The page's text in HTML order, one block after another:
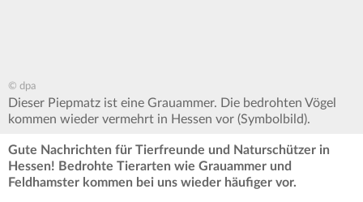
© dpa
Dieser Piepmatz ist eine Grauammer. Die bedrohten Vögel
kommen wieder vermehrt in Hessen vor (Symbolbild).
Gute Nachrichten für Tierfreunde und Naturschützer in
Hessen! Bedrohte Tierarten wie Grauammer und
Feldhamster kommen bei uns wieder häufiger vor.